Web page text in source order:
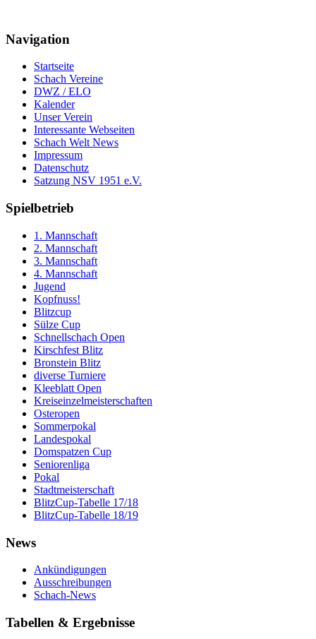
Navigation
Startseite
Schach Vereine
DWZ / ELO
Kalender
Unser Verein
Interessante Webseiten
Schach Welt News
Impressum
Datenschutz
Satzung NSV 1951 e.V.
Spielbetrieb
1. Mannschaft
2. Mannschaft
3. Mannschaft
4. Mannschaft
Jugend
Kopfnuss!
Blitzcup
Sülze Cup
Schnellschach Open
Kirschfest Blitz
Bronstein Blitz
diverse Turniere
Kleeblatt Open
Kreiseinzelmeisterschaften
Osteropen
Sommerpokal
Landespokal
Domspatzen Cup
Seniorenliga
Pokal
Stadtmeisterschaft
BlitzCup-Tabelle 17/18
BlitzCup-Tabelle 18/19
News
Ankündigungen
Ausschreibungen
Schach-News
Tabellen & Ergebnisse